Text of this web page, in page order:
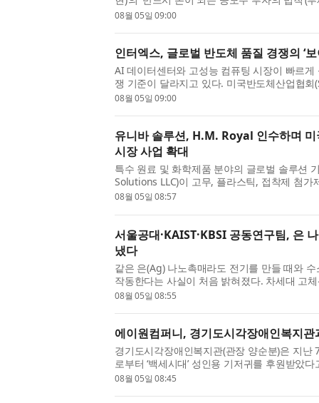
전한 공모주 투자의 모든 것)을 8월 5일 출간한
08월 05일 09:00
인터엑스, 글로벌 반도체 품질 경쟁의 ‘
AI 데이터센터와 고성능 컴퓨팅 시장이 빠르
쟁 기준이 달라지고 있다. 미국반도체산업협
체 매출은 888억달러로 전년 동월 대비 61.8%
08월 05일 09:00
유니바 솔루션, H.M. Royal 인수하며 미
시장 사업 확대
특수 원료 및 화학제품 분야의 글로벌 솔루션
Solutions LLC)이 고무, 플라스틱, 접착제 첨
문 유통업체 H.M. Royal을 인수했다고 발표했
08월 05일 08:57
서울공대·KAIST·KBSI 공동연구팀, 은
냈다
같은 은(Ag) 나노촉매라도 전기를 만들 때와
작동한다는 사실이 처음 밝혀졌다. 차세대 고
설계 원리가 제시된 것이다. 서울대학교 공과
08월 05일 08:55
에이원컴퍼니, 경기도시각장애인복지관
경기도시각장애인복지관(관장 양순분)은 지난
로부터 ‘백세시대’ 성인용 기저귀를 후원받았
와 경기도시각장애인복지관이 함께하는 첫 나
08월 05일 08:45